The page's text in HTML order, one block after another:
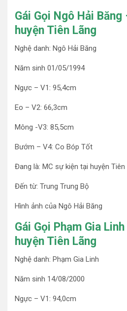
Gái Gọi Ngô Hải
huyện Tiên Lãng
Nghệ danh: Ngô Hải Băng
Năm sinh 01/05/1994
Ngực – V1: 95,4cm
Eo – V2: 66,3cm
Mông -V3: 85,5cm
Bướm – V4: Co Bóp Tốt
Đang là: MC sự kiện tại huyện Tiên
Đến từ: Trung Trung Bộ
Hình ảnh của Ngô Hải Băng
Gái Gọi Phạm Gia
huyện Tiên Lãng
Nghệ danh: Phạm Gia Linh
Năm sinh 14/08/2000
Ngực – V1: 94,0cm